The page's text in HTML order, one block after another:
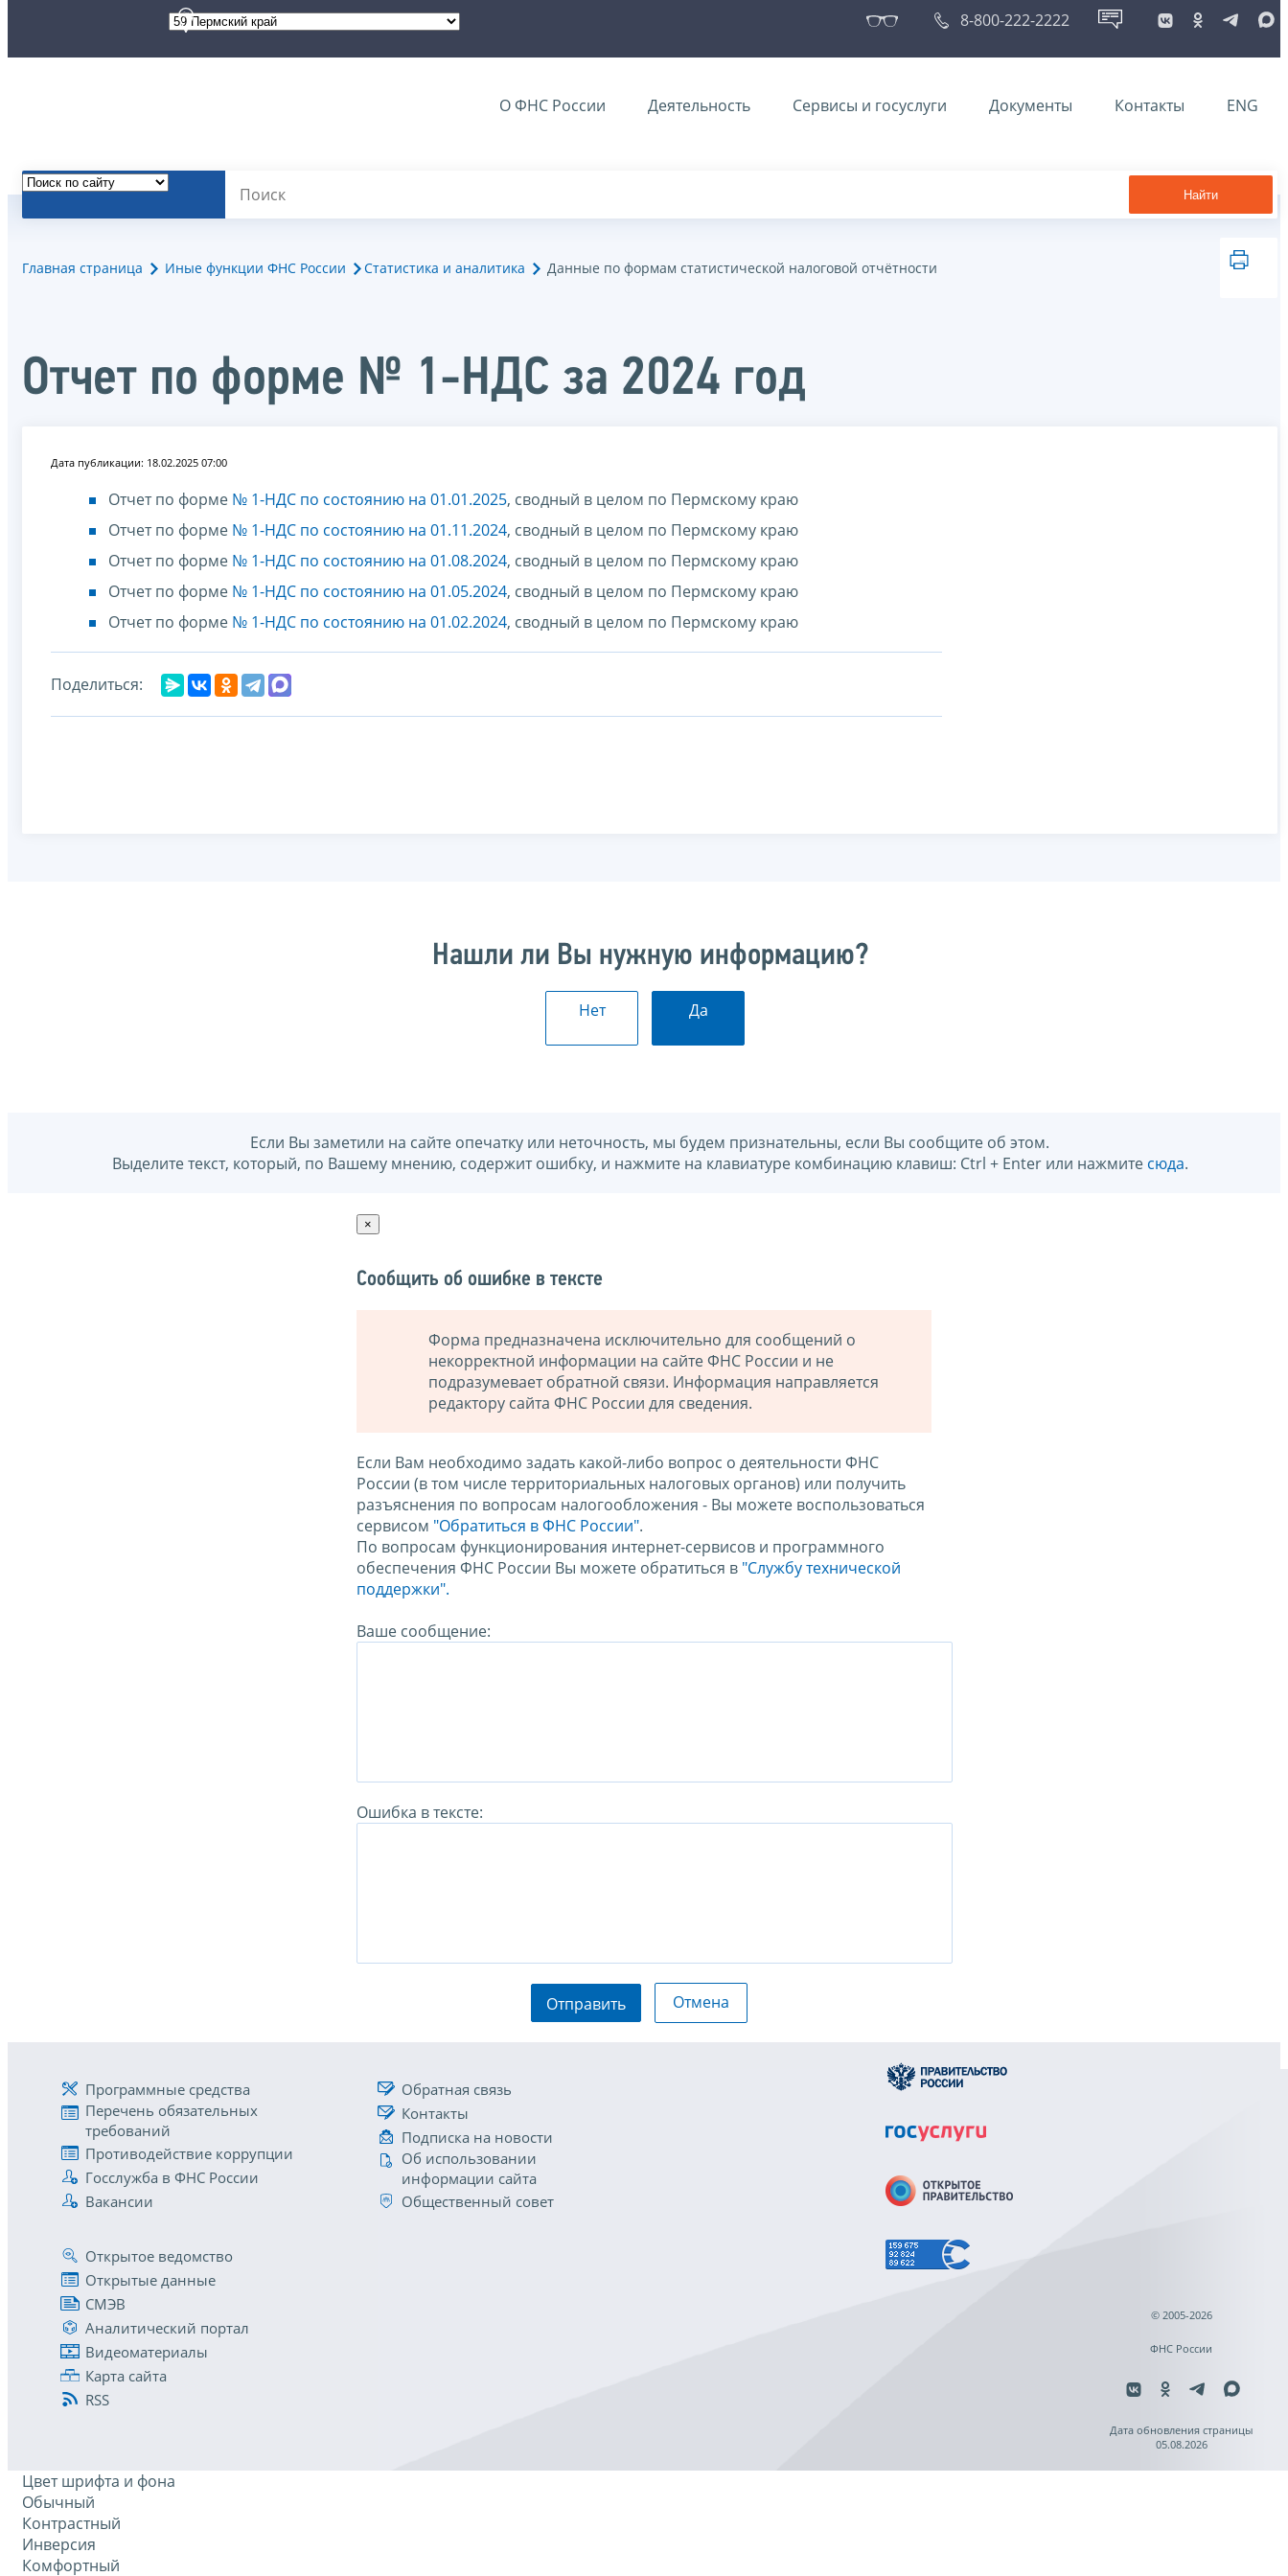
8-800-222-2222
О ФНС России Деятельность Сервисы и госуслуги Документы Контакты ENG
Найти
Главная страница Иные функции ФНС России Статистика и аналитика Данные по формам статистической налоговой отчётности
Отчет по форме № 1-НДС за 2024 год
Дата публикации: 18.02.2025 07:00
Отчет по форме № 1-НДС по состоянию на 01.01.2025, сводный в целом по Пермскому краю
Отчет по форме № 1-НДС по состоянию на 01.11.2024, сводный в целом по Пермскому краю
Отчет по форме № 1-НДС по состоянию на 01.08.2024, сводный в целом по Пермскому краю
Отчет по форме № 1-НДС по состоянию на 01.05.2024, сводный в целом по Пермскому краю
Отчет по форме № 1-НДС по состоянию на 01.02.2024, сводный в целом по Пермскому краю
Поделиться:
Нашли ли Вы нужную информацию?
Нет Да
Если Вы заметили на сайте опечатку или неточность, мы будем признательны, если Вы сообщите об этом.
Выделите текст, который, по Вашему мнению, содержит ошибку, и нажмите на клавиатуре комбинацию клавиш: Ctrl + Enter или нажмите сюда.
×
Сообщить об ошибке в тексте
Форма предназначена исключительно для сообщений о
некорректной информации на сайте ФНС России и не
подразумевает обратной связи. Информация направляется
редактору сайта ФНС России для сведения.
Если Вам необходимо задать какой-либо вопрос о деятельности ФНС
России (в том числе территориальных налоговых органов) или получить
разъяснения по вопросам налогообложения - Вы можете воспользоваться
сервисом "Обратиться в ФНС России".
По вопросам функционирования интернет-сервисов и программного
обеспечения ФНС России Вы можете обратиться в "Службу технической
поддержки".
Ваше сообщение:
Ошибка в тексте:
Отправить Отмена
Программные средства
Перечень обязательных
требований
Противодействие коррупции
Госслужба в ФНС России
Вакансии
Обратная связь
Контакты
Подписка на новости
Об использовании
информации сайта
Общественный совет
Открытое ведомство
Открытые данные
СМЭВ
Аналитический портал
Видеоматериалы
Карта сайта
RSS
© 2005-2026
ФНС России
Дата обновления страницы
05.08.2026
Цвет шрифта и фона
Обычный
Контрастный
Инверсия
Комфортный